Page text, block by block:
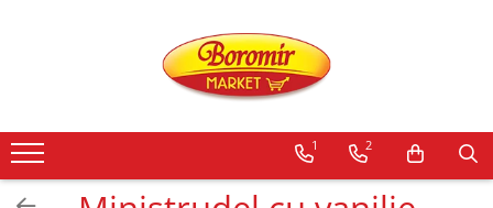
Produse de post
Cozonac
1 2